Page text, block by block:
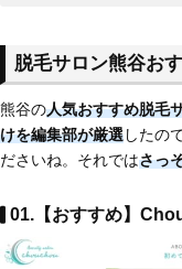
脱毛サロン熊谷お
熊谷の人気おすすめ脱毛
けを編集部が厳選したの
ださいね。それではさっ
01.【おすすめ】